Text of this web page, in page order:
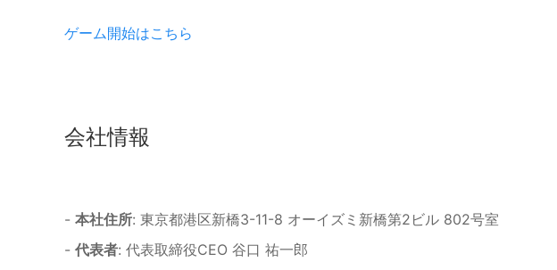
ゲーム開始はこちら
会社情報
- 本社住所: 東京都港区新橋3-11-8 オーイズミ新橋第2ビル 802号室
- 代表者: 代表取締役CEO 谷口 祐一郎